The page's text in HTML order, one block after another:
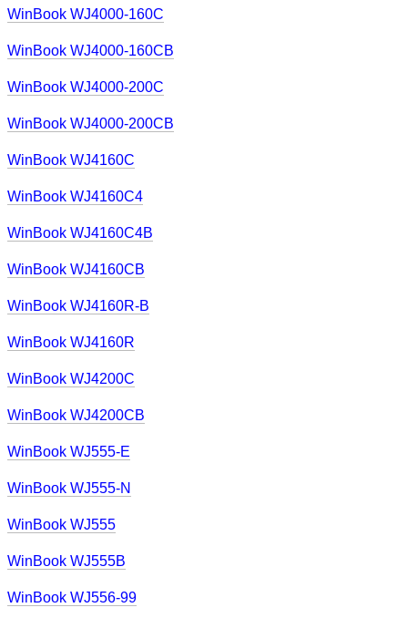
WinBook WJ4000-160C
WinBook WJ4000-160CB
WinBook WJ4000-200C
WinBook WJ4000-200CB
WinBook WJ4160C
WinBook WJ4160C4
WinBook WJ4160C4B
WinBook WJ4160CB
WinBook WJ4160R-B
WinBook WJ4160R
WinBook WJ4200C
WinBook WJ4200CB
WinBook WJ555-E
WinBook WJ555-N
WinBook WJ555
WinBook WJ555B
WinBook WJ556-99